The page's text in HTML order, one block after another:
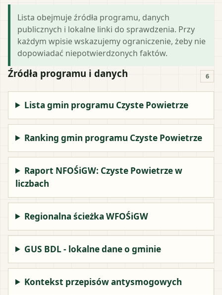
Lista obejmuje źródła programu, danych
publicznych i lokalne linki do sprawdzenia. Przy
każdym wpisie wskazujemy ograniczenie, żeby nie
dopowiadać niepotwierdzonych faktów.
Źródła programu i danych 6
Lista gmin programu Czyste Powietrze
Ranking gmin programu Czyste Powietrze
Raport NFOŚiGW: Czyste Powietrze w
liczbach
Regionalna ścieżka WFOŚiGW
GUS BDL - lokalne dane o gminie
Kontekst przepisów antysmogowych